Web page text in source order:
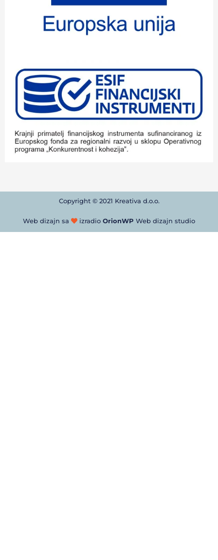
Copyright © 2021 Kreativa d.o.o.
Web dizajn sa izradio OrionWP Web dizajn studio